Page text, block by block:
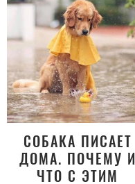
СОБАКА ПИСАЕТ
ДОМА. ПОЧЕМУ И
ЧТО С ЭТИМ